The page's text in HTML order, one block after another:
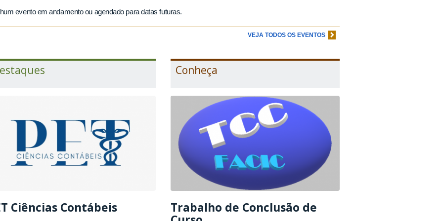
evento em andamento ou agendado para datas futuras.
VEJA TODOS OS EVENTOS
Ciências Contábeis
Conheça
Trabalho de Conclusão de